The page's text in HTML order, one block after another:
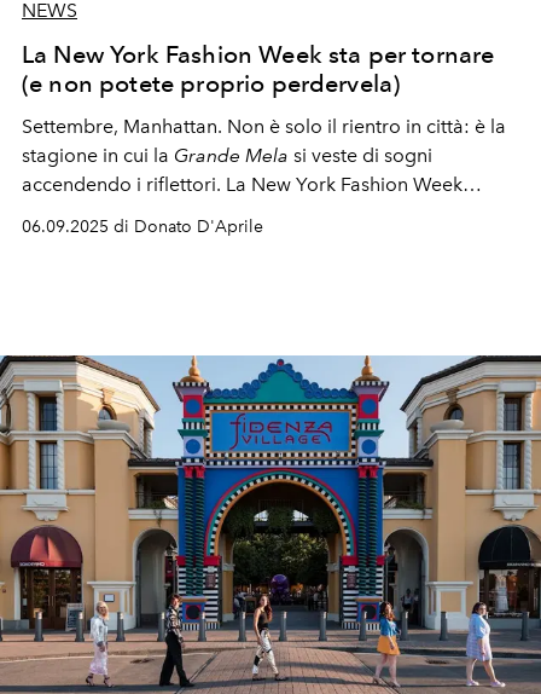
NEWS
La New York Fashion Week sta per tornare
(e non potete proprio perdervela)
Settembre, Manhattan. Non è solo il rientro in città: è la
stagione in cui la Grande Mela si veste di sogni
accendendo i riflettori. La New York Fashion Week
inaugurare il Fashion Month. Un nuovo capitolo fatto di
06.09.2025 di Donato D'Aprile